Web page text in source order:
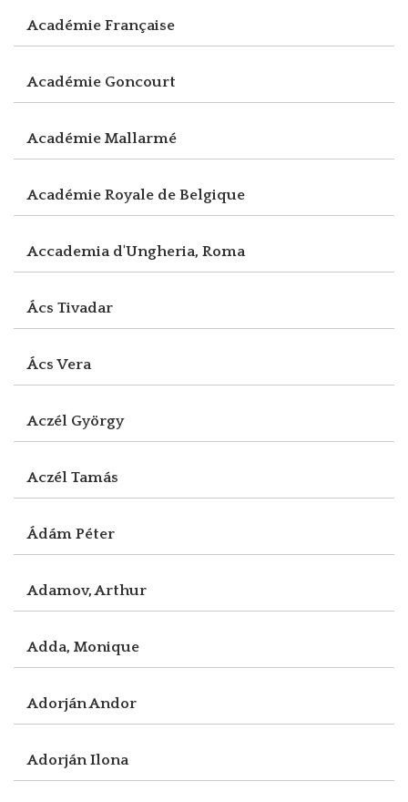
Académie Française
Académie Goncourt
Académie Mallarmé
Académie Royale de Belgique
Accademia d'Ungheria, Roma
Ács Tivadar
Ács Vera
Aczél György
Aczél Tamás
Ádám Péter
Adamov, Arthur
Adda, Monique
Adorján Andor
Adorján Ilona